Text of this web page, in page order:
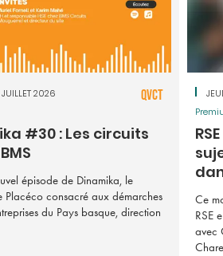
2026
#30 : Les circuits
épisode de Dinamika, le
Placéco consacré aux démarches
du Pays basque, direction
QVCT
Ce
RSE
avec